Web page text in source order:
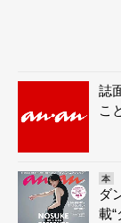
誌
こ
本
ダ
載“